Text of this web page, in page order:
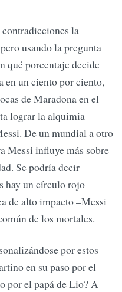
la
usando la pregunta
qué porcentaje decide
en un ciento por ciento,
de Maradona en el
lograr la alquimia
De un mundial a otro
Messi influye más sobre
Se podría decir
hay un círculo rojo
de alto impacto –Messi
de los mortales.
por estos
en su paso por el
por el papá de Lio? A